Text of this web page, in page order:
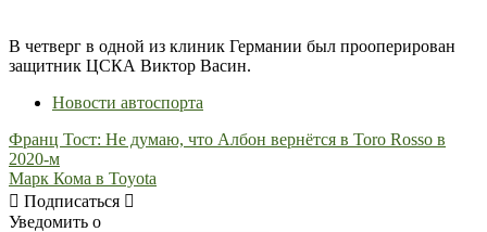
прооперирован
в
В четверг в одной из клиник Германии был прооперирован
защитник ЦСКА Виктор Васин.
Новости автоспорта
Навигация
по
записям
Франц Тост: Не думаю, что Албон вернётся в Toro Rosso в
2020-м
Марк Кома в Toyota
Подписаться
Уведомить о